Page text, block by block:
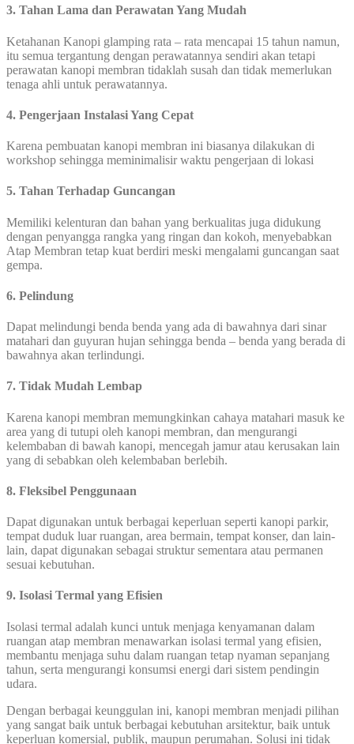
3. Tahan Lama dan Perawatan Yang Mudah
Ketahanan Kanopi glamping rata – rata mencapai 15 tahun namun,
itu semua tergantung dengan perawatannya sendiri akan tetapi
perawatan kanopi membran tidaklah susah dan tidak memerlukan
tenaga ahli untuk perawatannya.
4. Pengerjaan Instalasi Yang Cepat
Karena pembuatan kanopi membran ini biasanya dilakukan di
workshop sehingga meminimalisir waktu pengerjaan di lokasi
5. Tahan Terhadap Guncangan
Memiliki kelenturan dan bahan yang berkualitas juga didukung
dengan penyangga rangka yang ringan dan kokoh, menyebabkan
Atap Membran tetap kuat berdiri meski mengalami guncangan saat
gempa.
6. Pelindung
Dapat melindungi benda benda yang ada di bawahnya dari sinar
matahari dan guyuran hujan sehingga benda – benda yang berada di
bawahnya akan terlindungi.
7. Tidak Mudah Lembap
Karena kanopi membran memungkinkan cahaya matahari masuk ke
area yang di tutupi oleh kanopi membran, dan mengurangi
kelembaban di bawah kanopi, mencegah jamur atau kerusakan lain
yang di sebabkan oleh kelembaban berlebih.
8. Fleksibel Penggunaan
Dapat digunakan untuk berbagai keperluan seperti kanopi parkir,
tempat duduk luar ruangan, area bermain, tempat konser, dan lain-
lain, dapat digunakan sebagai struktur sementara atau permanen
sesuai kebutuhan.
9. Isolasi Termal yang Efisien
Isolasi termal adalah kunci untuk menjaga kenyamanan dalam
ruangan atap membran menawarkan isolasi termal yang efisien,
membantu menjaga suhu dalam ruangan tetap nyaman sepanjang
tahun, serta mengurangi konsumsi energi dari sistem pendingin
udara.
Dengan berbagai keunggulan ini, kanopi membran menjadi pilihan
yang sangat baik untuk berbagai kebutuhan arsitektur, baik untuk
keperluan komersial, publik, maupun perumahan. Solusi ini tidak